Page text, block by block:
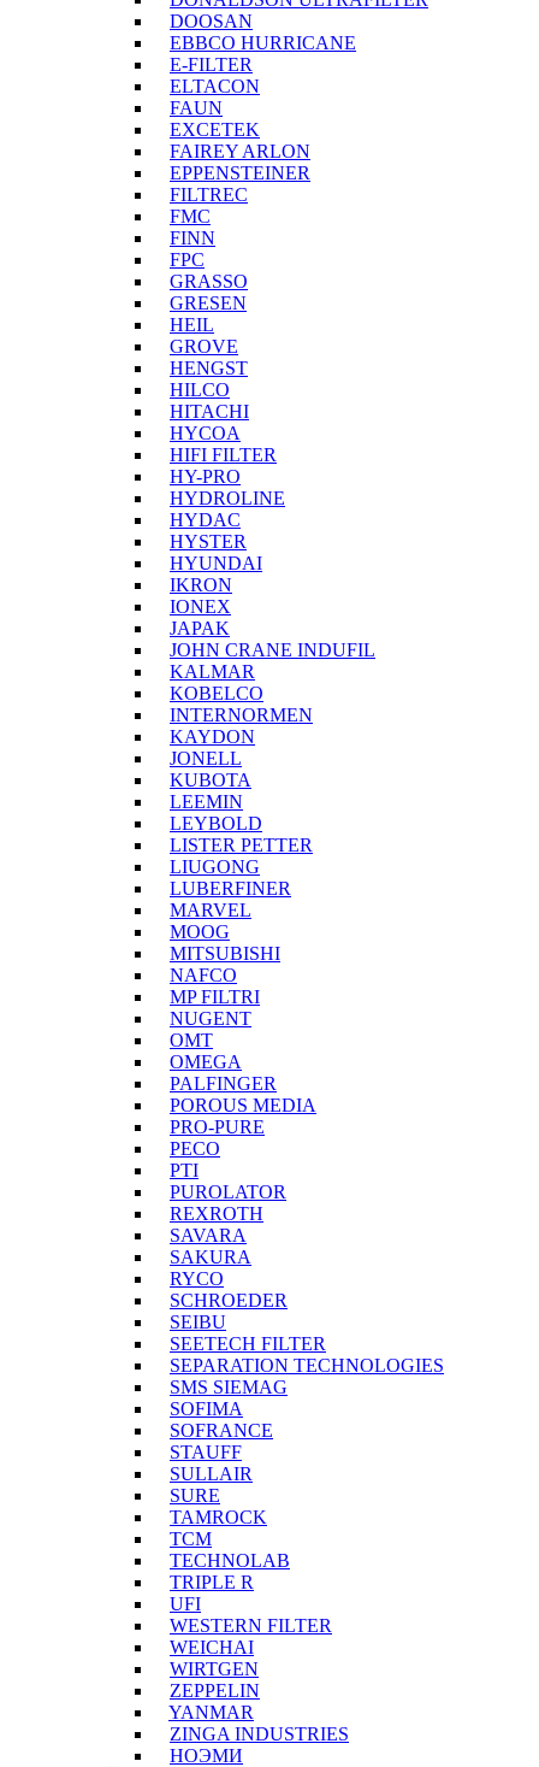
DOOSAN
EBBCO HURRICANE
E-FILTER
ELTACON
FAUN
EXCETEK
FAIREY ARLON
EPPENSTEINER
FILTREC
FMC
FINN
FPC
GRASSO
GRESEN
HEIL
GROVE
HENGST
HILCO
HITACHI
HYCOA
HIFI FILTER
HY-PRO
HYDROLINE
HYDAC
HYSTER
HYUNDAI
IKRON
IONEX
JAPAK
JOHN CRANE INDUFIL
KALMAR
KOBELCO
INTERNORMEN
KAYDON
JONELL
KUBOTA
LEEMIN
LEYBOLD
LISTER PETTER
LIUGONG
LUBERFINER
MARVEL
MOOG
MITSUBISHI
NAFCO
MP FILTRI
NUGENT
OMT
OMEGA
PALFINGER
POROUS MEDIA
PRO-PURE
PECO
PTI
PUROLATOR
REXROTH
SAVARA
SAKURA
RYCO
SCHROEDER
SEIBU
SEETECH FILTER
SEPARATION TECHNOLOGIES
SMS SIEMAG
SOFIMA
SOFRANCE
STAUFF
SULLAIR
SURE
TAMROCK
TCM
TECHNOLAB
TRIPLE R
UFI
WESTERN FILTER
WEICHAI
WIRTGEN
ZEPPELIN
YANMAR
ZINGA INDUSTRIES
НОЭМИ